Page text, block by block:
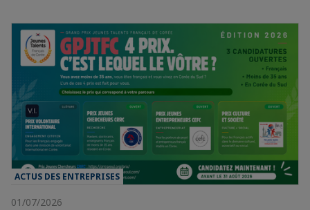
ACTUS DES ENTREPRISES
01/07/2026